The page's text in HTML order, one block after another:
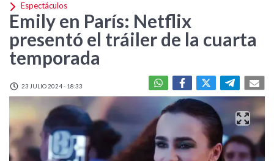
Espectáculos
Emily en París: Netflix
presentó el tráiler de la cuarta
temporada
23 JULIO 2024 - 18:33